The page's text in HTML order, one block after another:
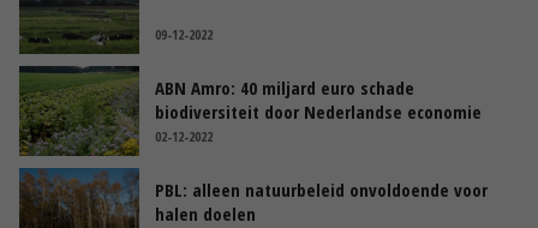
09-12-2022
ABN Amro: 40 miljard euro schade
biodiversiteit door Nederlandse economie
02-12-2022
PBL: alleen natuurbeleid onvoldoende voor
halen doelen